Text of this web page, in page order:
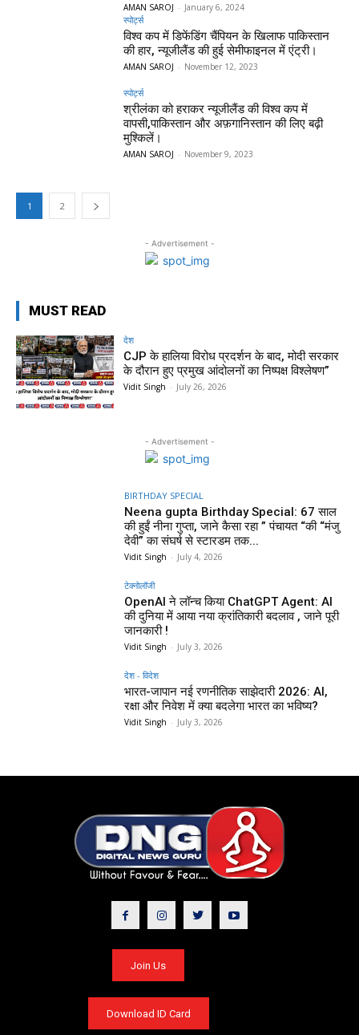
AMAN SAROJ - January 6, 2024
स्पोर्ट्स
विश्व कप में डिफेंडिंग चैंपियन के खिलाफ पाकिस्तान
की हार, न्यूजीलैंड की हुई सेमीफाइनल में एंट्री।
AMAN SAROJ - November 12, 2023
स्पोर्ट्स
श्रीलंका को हराकर न्यूजीलैंड की विश्व कप में
वापसी,पाकिस्तान और अफ़गानिस्तान की लिए बढ़ी
मुश्किलें।
AMAN SAROJ - November 9, 2023
1 2
- Advertisement -
MUST READ
देश
CJP के हालिया विरोध प्रदर्शन के बाद, मोदी सरकार
के दौरान हुए प्रमुख आंदोलनों का निष्पक्ष विश्लेषण”
Vidit Singh - July 26, 2026
- Advertisement -
BIRTHDAY SPECIAL
Neena gupta Birthday Special: 67 साल
की हुईं नीना गुप्ता, जाने कैसा रहा ” पंचायत “की “मंजु
देवी” का संघर्ष से स्टारडम तक...
Vidit Singh - July 4, 2026
टेक्नोलॉजी
OpenAI ने लॉन्च किया ChatGPT Agent: AI
की दुनिया में आया नया क्रांतिकारी बदलाव , जाने पूरी
जानकारी !
Vidit Singh - July 3, 2026
देश - विदेश
भारत-जापान नई रणनीतिक साझेदारी 2026: AI,
रक्षा और निवेश में क्या बदलेगा भारत का भविष्य?
Vidit Singh - July 3, 2026
Join Us
Download ID Card